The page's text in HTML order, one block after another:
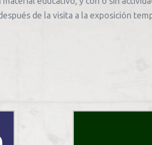
de la visita a la exposición